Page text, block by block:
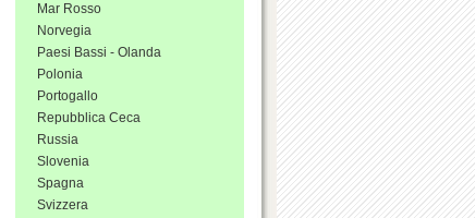
Mar Rosso
Norvegia
Paesi Bassi - Olanda
Polonia
Portogallo
Repubblica Ceca
Russia
Slovenia
Spagna
Svizzera